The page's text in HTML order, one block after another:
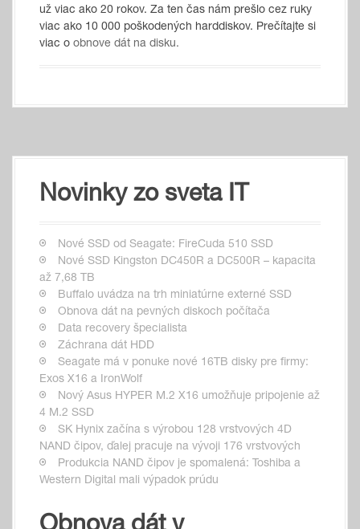
už viac ako 20 rokov. Za ten čas nám prešlo cez ruky
viac ako 10 000 poškodených harddiskov. Prečítajte si
viac o obnove dát na disku.
Novinky zo sveta IT
Nové SSD od Seagate: FireCuda 510 SSD
Nové SSD Kingston DC450R a DC500R – kapacita
až 7,68 TB
Buffalo uvádza na trh miniatúrne externé SSD
Obnova dát na pevných diskoch počítača
Data recovery špecialista
Záchrana dát HDD
Seagate má v ponuke nové 16TB disky pre firmy:
Exos X16 a IronWolf
Nový Asus HYPER M.2 X16 umožňuje pripojenie až
4 M.2 SSD
SK Hynix začína s výrobou 128 vrstvových 4D
NAND čipov, ďalej pracuje na vývoji 176 vrstvových
Produkcia NAND čipov je spomalená: Toshiba a
Western Digital mali výpadok prúdu